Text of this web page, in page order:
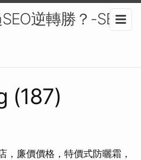
逆轉勝？-SEO
(187)
，廉價價格，特價式防曬霜，